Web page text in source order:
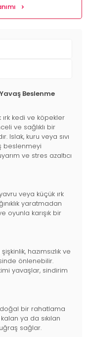
Beslenme
ırk kedi ve köpekler
ve sağlıklı bir
Islak, kuru veya sıvı
beslenmeyi
ve stres azaltıcı
veya küçük ırk
yaratmadan
oyunla karışık bir
hazımsızlık ve
önlenebilir.
yavaşlar, sindirim
bir rahatlama
ya da sıkılan
sağlar.